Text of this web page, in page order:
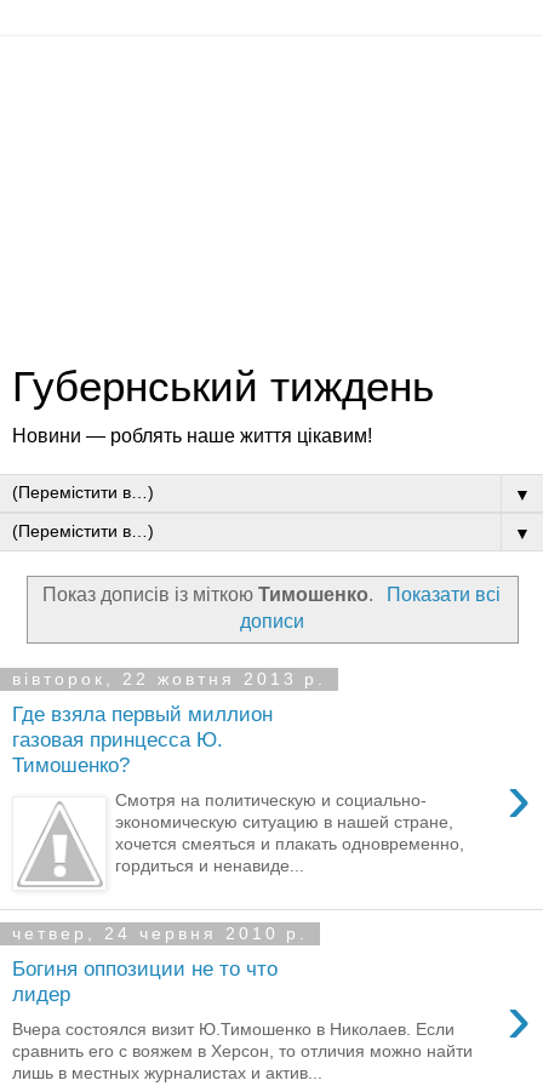
Губернський тиждень
Новини — роблять наше життя цікавим!
▼
▼
Показ дописів із міткоюТимошенко.
Показати всі
дописи
вівторок, 22 жовтня 2013 р.
Где взяла первый миллион
газовая принцесса Ю.
Тимошенко?
›
Смотря на политическую и социально-
экономическую ситуацию в нашей стране,
хочется смеяться и плакать одновременно,
гордиться и ненавиде...
четвер, 24 червня 2010 р.
Богиня оппозиции не то что
лидер
›
Вчера состоялся визит Ю.Тимошенко в Николаев. Если
сравнить его с вояжем в Херсон, то отличия можно найти
лишь в местных журналистах и актив...